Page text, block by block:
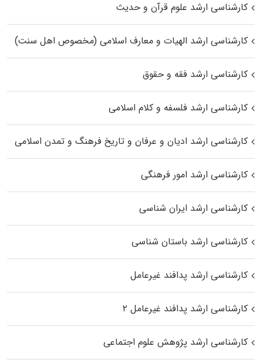
کارشناسی ارشد علوم قرآن و حدیث
کارشناسی ارشد الهیات و معارف اسلامی (مخصوص اهل سنت)
کارشناسی ارشد فقه و حقوق
کارشناسی ارشد فلسفه و کلام اسلامی
کارشناسی ارشد ادیان و عرفان و تاریخ فرهنگ و تمدن اسلامی
کارشناسی ارشد امور فرهنگی
کارشناسی ارشد ایران شناسی
کارشناسی ارشد باستان شناسی
کارشناسی ارشد پدافند غیرعامل
کارشناسی ارشد پدافند غیرعامل ۲
کارشناسی ارشد پژوهش علوم اجتماعی